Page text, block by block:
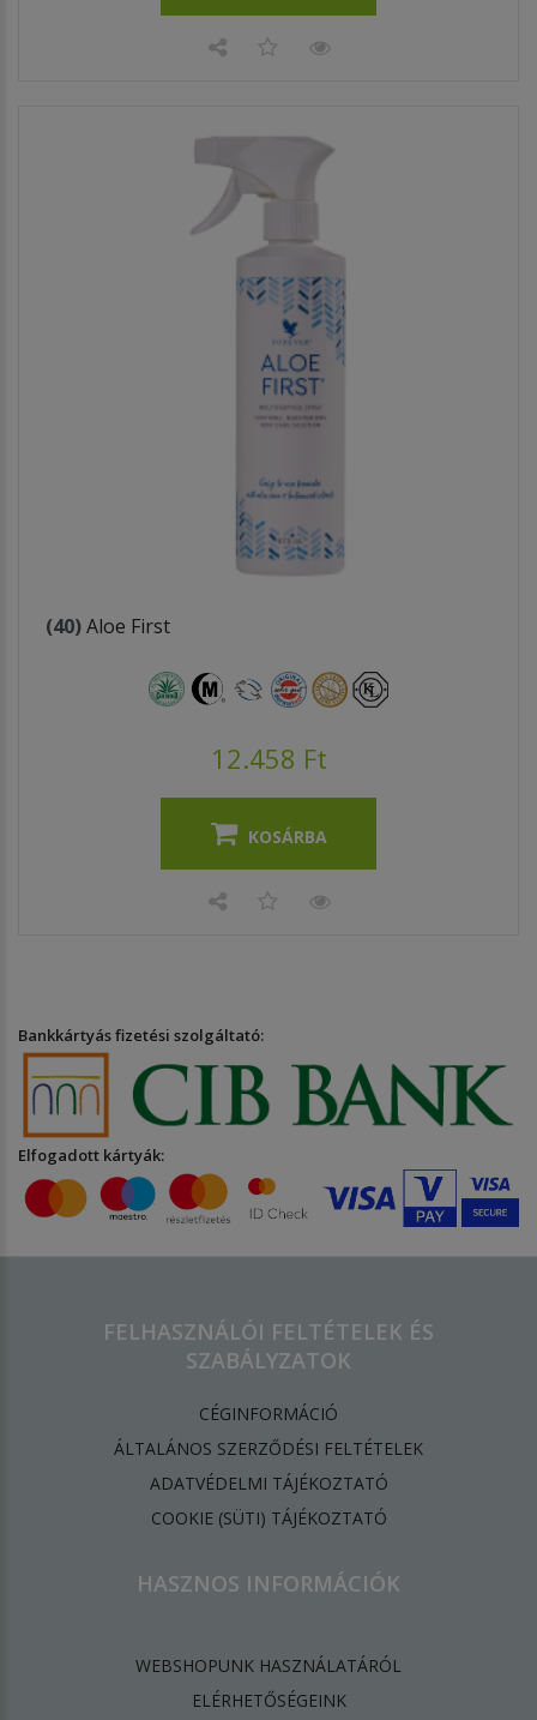
(40)Aloe First
12.458 Ft
KOSÁRBA
Bankkártyás fizetési szolgáltató:
Elfogadott kártyák:
FELHASZNÁLÓI FELTÉTELEK ÉS
SZABÁLYZATOK
CÉGINFORMÁCIÓ
ÁLTALÁNOS SZERZŐDÉSI FELTÉTELEK
ADATVÉDELMI TÁJÉKOZTATÓ
​COOKIE (SÜTI) TÁJÉKOZTATÓ
HASZNOS INFORMÁCIÓK
WEBSHOPUNK HASZNÁLATÁRÓL
ELÉRHETŐSÉGEINK